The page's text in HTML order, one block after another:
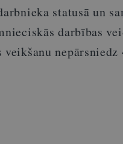
statusā un
darbības